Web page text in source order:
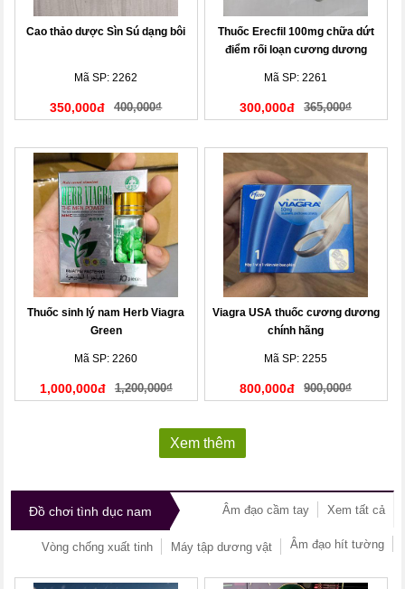
Cao thảo dược Sìn Sú dạng bôi
Mã SP: 2262
350,000đ 400,000₫
Thuốc Erecfil 100mg chữa dứt
điểm rối loạn cương dương
Mã SP: 2261
300,000đ 365,000₫
Thuốc sinh lý nam Herb Viagra
Green
Mã SP: 2260
1,000,000đ 1,200,000₫
Viagra USA thuốc cương dương
chính hãng
Mã SP: 2255
800,000đ 900,000₫
Xem thêm
Đồ chơi tình dục nam Xem tất cả
Âm đạo cầm tay
Âm đạo hít tường
Máy tập dương vật
Vòng chống xuất tinh